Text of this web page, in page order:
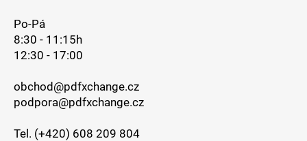
Po-Pá
8:30 - 11:15h
12:30 - 17:00
obchod@pdfxchange.cz
podpora@pdfxchange.cz
Tel. (+420) 608 209 804